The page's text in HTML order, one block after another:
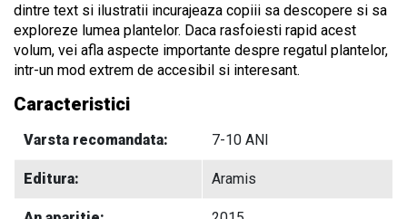
dintre text si ilustratii incurajeaza copiii sa descopere si sa
exploreze lumea plantelor. Daca rasfoiesti rapid acest
volum, vei afla aspecte importante despre regatul plantelor,
intr-un mod extrem de accesibil si interesant.
Caracteristici
Varsta recomandata: 7-10 ANI
Editura: Aramis